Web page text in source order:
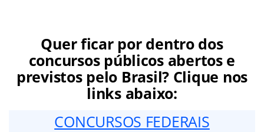
Quer ficar por dentro dos
concursos públicos abertos e
previstos pelo Brasil? Clique nos
links abaixo:
CONCURSOS FEDERAIS